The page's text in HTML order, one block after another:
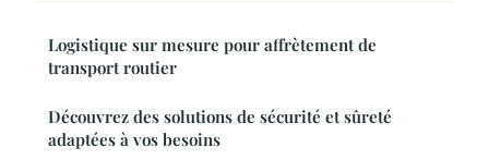
Logistique sur mesure pour affrètement de
transport routier
Découvrez des solutions de sécurité et sûreté
adaptées à vos besoins